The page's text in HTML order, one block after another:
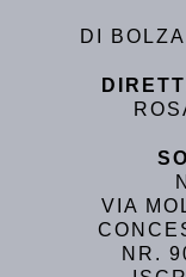
DI
VIA
NR.